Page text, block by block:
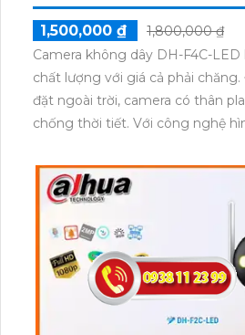
1,500,000 ₫
1,800,000 ₫
Camera không dây DH-F4C-
chất lượng với giá cả phải
đặt ngoài trời, camera có thân
chống thời tiết. Với công nghệ
trang bị công nghệ IP Wifi tiên
dàng kết nối hệ thống lớn và sử
sắc nét với hồng ngoại 30m và
Starlight. Camera này là một lựa
việc giám sát hiệu quả.